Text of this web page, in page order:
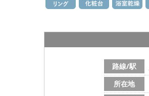
路線/駅
所在地